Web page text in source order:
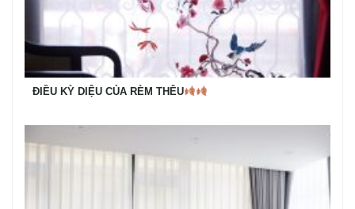
ĐIỀU KỲ DIỆU CỦA RÈM THÊU